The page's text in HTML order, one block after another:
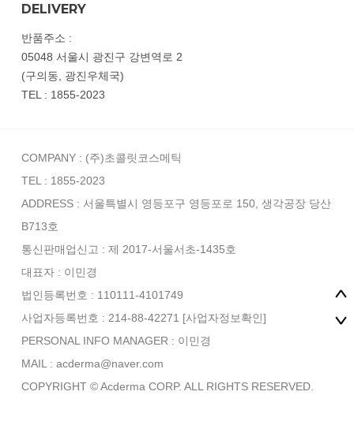
DELIVERY
반품주소 :
05048 서울시 광진구 강변역로 2
(구의동, 광진우체국)
TEL : 1855-2023
COMPANY : (주)초콜릿코스메틱
TEL : 1855-2023
ADDRESS : 서울특별시 영등포구 영등포로 150, 생각공장 당산
B713호
통신판매업신고 : 제 2017-서울서초-1435호
대표자 : 이민경
법인등록번호 : 110111-4101749
사업자등록번호 : 214-88-42271 [사업자정보확인]
PERSONAL INFO MANAGER : 이민경
MAIL : acderma@naver.com
COPYRIGHT © Acderma CORP. ALL RIGHTS RESERVED.